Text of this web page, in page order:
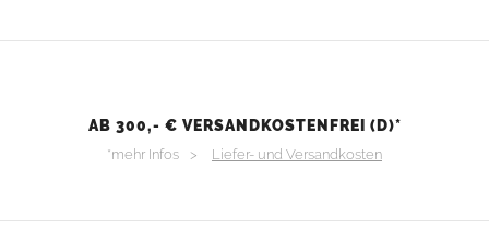
AB 300,- € VERSANDKOSTENFREI (D)*
*mehr Infos > Liefer- und Versandkosten